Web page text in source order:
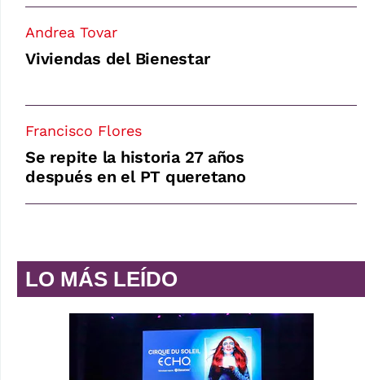
Andrea Tovar
Viviendas del Bienestar
Francisco Flores
Se repite la historia 27 años
después en el PT queretano
LO MÁS LEÍDO